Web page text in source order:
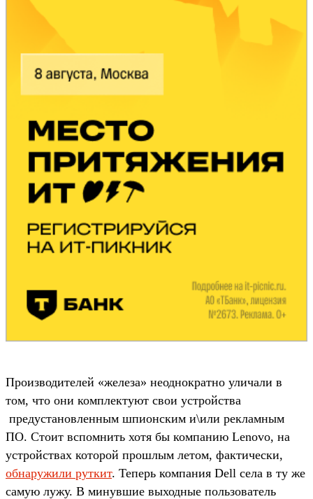
Производителей «железа» неоднократно уличали в
том, что они комплектуют свои устройства
предустановленным шпионским и\или рекламным
ПО. Стоит вспомнить хотя бы компанию Lenovo, на
устройствах которой прошлым летом, фактически,
обнаружили руткит. Теперь компания Dell села в ту же
самую лужу. В минувшие выходные пользователь